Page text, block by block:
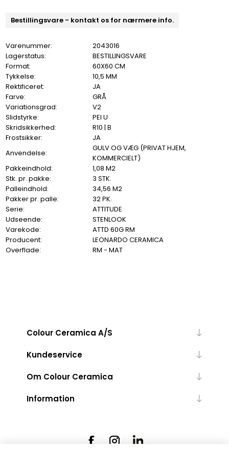
Bestillingsvare - kontakt os for nærmere info.
Varenummer:
2043016
Lagerstatus:
BESTILLINGSVARE
Format:
60X60 CM
Tykkelse:
10,5 MM
Rektificeret:
JA
Farve:
GRÅ
Variationsgrad:
V2
Slidstyrke:
PEI U
Skridsikkerhed:
R10 | B
Frostsikker:
JA
Anvendelse:
GULV OG VÆG (PRIVAT HJEM,
KOMMERCIELT)
Pakkeindhold:
1,08 M2
Stk. pr. pakke:
3 STK.
Palleindhold:
34,56 M2
Pakker pr. palle:
32 PK.
Serie:
ATTITUDE
Udseende:
STENLOOK
Varekode:
ATTD 60G RM
Producent:
LEONARDO CERAMICA
Overflade:
RM - MAT
Colour Ceramica A/S
Kundeservice
Om Colour Ceramica
Information